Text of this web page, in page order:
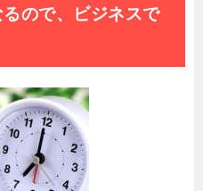
ので、ビジネスで